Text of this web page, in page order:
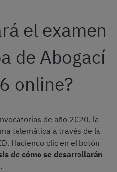
el examen
de Abogací
online?
de año 2020, la
telemática a través de la
Haciendo clic en el botón
de cómo se desarrollarán